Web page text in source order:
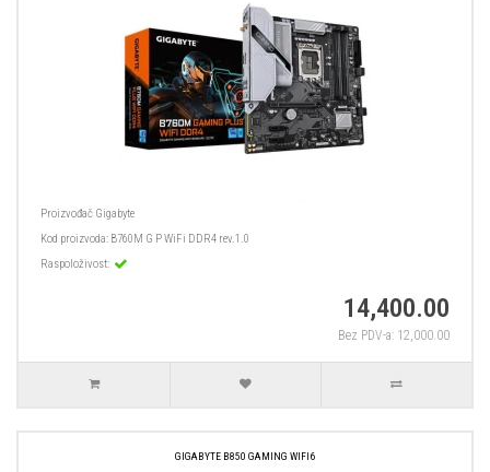
Proizvođač Gigabyte
Kod proizvoda: B760M G P WiFi DDR4 rev.1.0
Raspoloživost:
14,400.00
Bez PDV-a: 12,000.00
GIGABYTE B850 GAMING WIFI6